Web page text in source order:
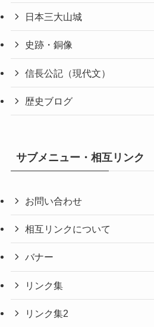
日本三大山城
史跡・銅像
信長公記（現代文）
歴史ブログ
サブメニュー・相互リンク
お問い合わせ
相互リンクについて
バナー
リンク集
リンク集2